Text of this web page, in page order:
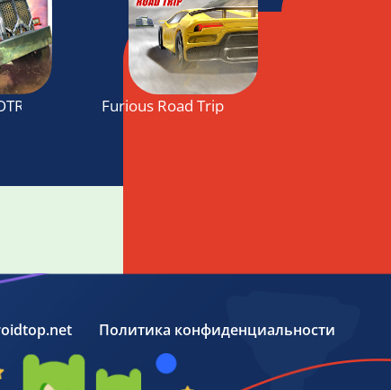
Open World DrivingFurious Road Trip
Политика конфиденциальности